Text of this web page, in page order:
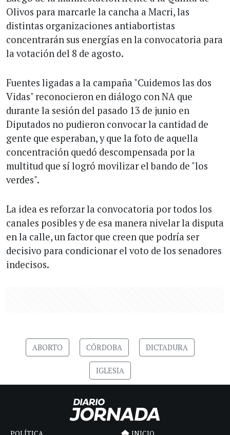
Olivos para marcarle la cancha a Macri, las
distintas organizaciones antiabortistas
concentrarán sus energías en la convocatoria para
la votación del 8 de agosto.
Fuentes ligadas a la campaña "Cuidemos las dos
Vidas" reconocieron en diálogo con NA que
durante la sesión del pasado 13 de junio en
Diputados no pudieron convocar la cantidad de
gente que esperaban, y que la foto de aquella
concentración quedó descompensada por la
multitud que sí logró movilizar el bando de "los
verdes".
La idea es reforzar la convocatoria por todos los
canales posibles y de esa manera nivelar la disputa
en la calle, un factor que creen que podría ser
decisivo para condicionar el voto de los senadores
indecisos.
ABORTO CÓRDOBA DICTADURA
IGLESIA